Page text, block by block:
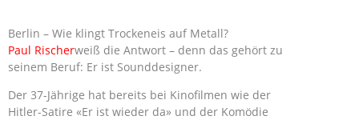
Berlin – Wie klingt Trockeneis auf Metall?
Paul Rischerweiß die Antwort – denn das gehört zu
seinem Beruf: Er ist Sounddesigner.
Der 37-Jährige hat bereits bei Kinofilmen wie der
Hitler-Satire «Er ist wieder da» und der Komödie